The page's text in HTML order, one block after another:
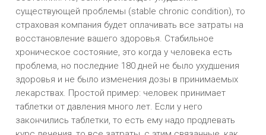
существующей проблемы (stable chronic condition), то
страховая компания будет оплачивать все затраты на
восстановление вашего здоровья. Стабильное
хроническое состояние, это когда у человека есть
проблема, но последние 180 дней не было ухудшения
здоровья и не было изменения дозы в принимаемых
лекарствах. Простой пример: человек принимает
таблетки от давления много лет. Если у него
закончились таблетки, то есть ему надо продлевать